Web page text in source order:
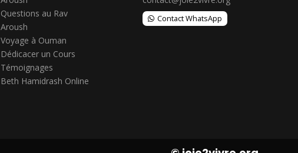
Questions au Rav
Aroush
Voyage à Ouman
Dédicacer un Cours
Témoignages
Beth Hamidrash Online
Contact WhatsApp